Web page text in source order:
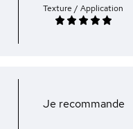
Texture / Application
Je recommande